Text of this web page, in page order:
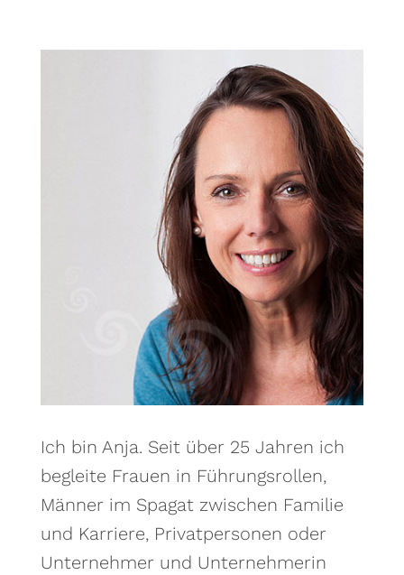
Ich bin Anja. Seit über 25 Jahren ich
begleite Frauen in Führungsrollen,
Männer im Spagat zwischen Familie
und Karriere, Privatpersonen oder
Unternehmer und Unternehmerin